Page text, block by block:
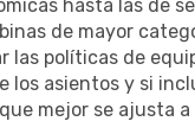
hasta las de
de mayor
las políticas de
los asientos y si
mejor se ajusta a